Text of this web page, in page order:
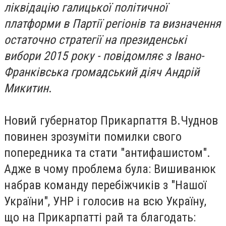
ліквідацію галицької політичної
платформи в Партії регіонів та визначення
остаточно стратегії на президенські
вибори 2015 року - повідомляє з Івано-
Франківська громадський діяч Андрій
Микитин.
Новий губернатор Прикарпаття В.Чуднов
повинен зрозуміти помилки свого
попередника та стати "антифашистом".
Адже в чому проблема була: Вишиванюк
набрав команду перебіжчиків з "Нашої
України", УНР і голосив на всю Україну,
що на Прикарпатті рай та благодать: